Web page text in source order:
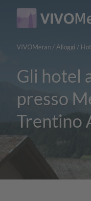
Main
content
Main
navigation
VIVOMeran / Alloggi /
Gli hotel
presso
Trentino